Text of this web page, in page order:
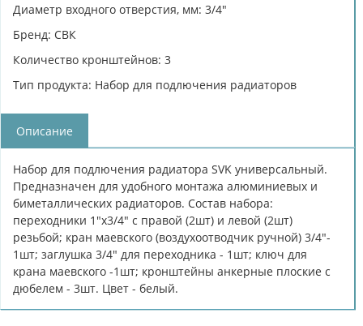
Диаметр входного отверстия, мм: 3/4"
Бренд: СВК
Количество кронштейнов: 3
Тип продукта: Набор для подлючения радиаторов
Описание
Набор для подлючения радиатора SVK универсальный.
Предназначен для удобного монтажа алюминиевых и
биметаллических радиаторов. Состав набора:
переходники 1"х3/4" с правой (2шт) и левой (2шт)
резьбой; кран маевского (воздухоотводчик ручной) 3/4"-
1шт; заглушка 3/4" для переходника - 1шт; ключ для
крана маевского -1шт; кронштейны анкерные плоские с
дюбелем - 3шт. Цвет - белый.